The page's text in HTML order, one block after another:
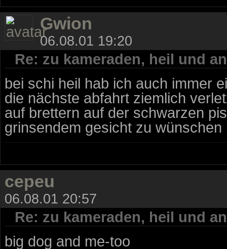
Gwion
06.08.01 19:20
Re: zu kameraden, heil und
bei schi heil hab ich auch immer
die nächste abfahrt ziemlich
auf brettern auf der schwarzen
grinsendem gesicht zu wünschen
cepeu
06.08.01 20:57
Re: zu kameraden, heil und
big dog and me-too